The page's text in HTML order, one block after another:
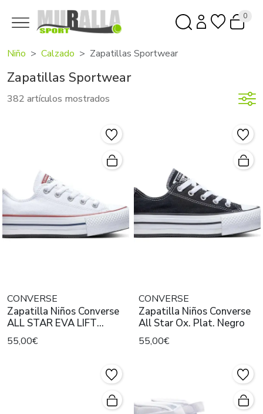
0
Niño Calzado Zapatillas Sportwear
Zapatillas Sportwear
382 artículos mostrados
CONVERSE
Zapatilla Niños Converse
ALL STAR EVA LIFT
Blanco
55,00€
CONVERSE
Zapatilla Niños Converse
All Star Ox. Plat. Negro
55,00€